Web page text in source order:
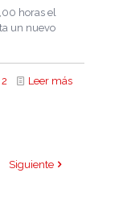
horas el
un nuevo
2 Leer más
Siguiente